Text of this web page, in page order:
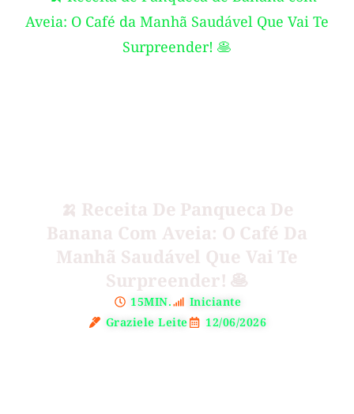
🍌 Receita De Panqueca De
Banana Com Aveia: O Café Da
Manhã Saudável Que Vai Te
Surpreender! 🥞
15MIN.
Iniciante
Graziele Leite
12/06/2026